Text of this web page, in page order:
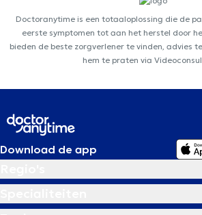
Doctoranytime is een totaaloplossing die de
eerste symptomen tot aan het herstel door
bieden de beste zorgverlener te vinden, advies
hem te praten via
Download de app